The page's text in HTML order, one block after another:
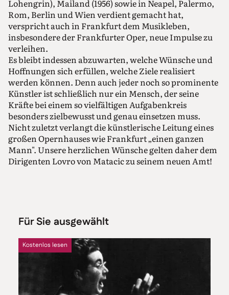
Lohengrin), Mailand (1956) sowie in Neapel, Palermo,
Rom, Berlin und Wien verdient gemacht hat,
verspricht auch in Frankfurt dem Musikleben,
insbesondere der Frankfurter Oper, neue Impulse zu
verleihen.
Es bleibt indessen abzuwarten, welche Wünsche und
Hoffnungen sich erfüllen, welche Ziele realisiert
werden können. Denn auch jeder noch so prominente
Künstler ist schließlich nur ein Mensch, der seine
Kräfte bei einem so vielfältigen Aufgabenkreis
besonders zielbewusst und genau einsetzen muss.
Nicht zuletzt verlangt die künstlerische Leitung eines
großen Opernhauses wie Frankfurt „einen ganzen
Mann". Unsere herzlichen Wünsche gelten daher dem
Dirigenten Lovro von Matacic zu seinem neuen Amt!
Für Sie ausgewählt
Kostenlos lesen